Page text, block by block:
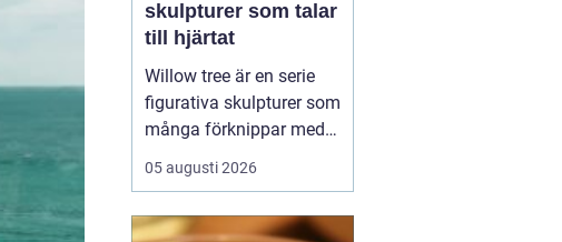
skulpturer som talar
till hjärtat
Willow tree är en serie
figurativa skulpturer som
många förknippar med
stillhet, tröst och kärlek.
Den som ser en figur
ofta märke till
05 augusti 2026